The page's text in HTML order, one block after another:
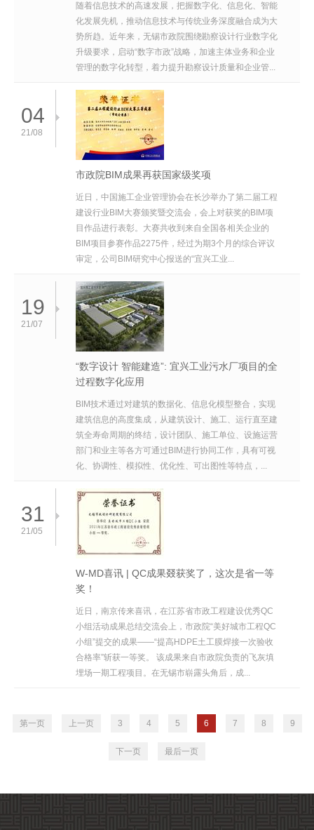
随着信息技术的高速发展，把握数字化、信息化、智能
化发展先机，推动信息技术与传统业务深度融合成为大
势所趋。近年来，无锡市政院围绕勘察设计行业数字化
升级要求，启动“数字市政”战略，加速主体业务和企业
管理的数字化转型，着力提升勘察设计质量和企业管...
04
21/08
市政院BIM成果再获国家级奖项
近日，中国施工企业管理协会在长沙举办了第二届工程
建设行业BIM大赛颁奖暨交流会，会上对获奖的BIM项
目作品进行表彰。大赛共收到来自全国各相关企业的
BIM项目参赛作品2275件，经过为期3个月的综合评议
审定，公司BIM研究中心报送的“宜兴工业...
19
21/07
“数字设计 智能建造”: 宜兴工业污水厂项目的全
过程数字化应用
BIM技术通过对建筑的数据化、信息化模型整合，实现
建筑信息的高度集成，从建筑设计、施工、运行直至建
筑全寿命周期的终结，设计团队、施工单位、设施运营
部门和业主等各方可通过BIM进行协同工作，具有可视
化、协调性、模拟性、优化性、可出图性等特点，...
31
21/05
W-MD喜讯 | QC成果叕获奖了，这次是省一等
奖！
近日，南京传来喜讯，在江苏省市政工程建设优秀QC
小组活动成果总结交流会上，市政院“美好城市工程QC
小组”提交的成果——“提高HDPE土工膜焊接一次验收
合格率”斩获一等奖。 该成果来自市政院负责的飞灰填
埋场一期工程项目。在无锡市崭露头角后，成...
第一页 上一页 3 4 5 6 7 8 9
下一页 最后一页